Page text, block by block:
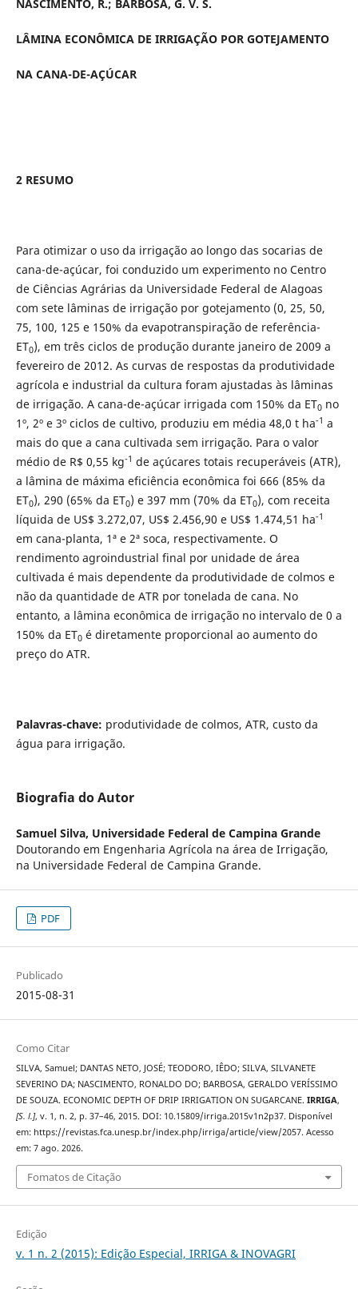
NASCIMENTO, R.; BARBOSA, G. V. S.
LÂMINA ECONÔMICA DE IRRIGAÇÃO POR GOTEJAMENTO
NA CANA-DE-AÇÚCAR
2 RESUMO
Para otimizar o uso da irrigação ao longo das socarias de
cana-de-açúcar, foi conduzido um experimento no Centro
de Ciências Agrárias da Universidade Federal de Alagoas
com sete lâminas de irrigação por gotejamento (0, 25, 50,
75, 100, 125 e 150% da evapotranspiração de referência-
ET0), em três ciclos de produção durante janeiro de 2009 a
fevereiro de 2012. As curvas de respostas da produtividade
agrícola e industrial da cultura foram ajustadas às lâminas
de irrigação. A cana-de-açúcar irrigada com 150% da ET0no
1º, 2º e 3º ciclos de cultivo, produziu em média 48,0 t ha-1 a
mais do que a cana cultivada sem irrigação. Para o valor
médio de R$ 0,55 kg-1 de açúcares totais recuperáveis (ATR),
a lâmina de máxima eficiência econômica foi 666 (85% da
ET0), 290 (65% da ET0) e 397 mm (70% da ET0), com receita
líquida de US$ 3.272,07, US$ 2.456,90 e US$ 1.474,51 ha-1
em cana-planta, 1ª e 2ª soca, respectivamente. O
rendimento agroindustrial final por unidade de área
cultivada é mais dependente da produtividade de colmos e
não da quantidade de ATR por tonelada de cana. No
entanto, a lâmina econômica de irrigação no intervalo de 0 a
150% da ET0é diretamente proporcional ao aumento do
preço do ATR.
Palavras-chave: produtividade de colmos, ATR, custo da
água para irrigação.
Biografia do Autor
Samuel Silva, Universidade Federal de Campina Grande
Doutorando em Engenharia Agrícola na área de Irrigação,
na Universidade Federal de Campina Grande.
PDF
Publicado
2015-08-31
Como Citar
SILVA, Samuel; DANTAS NETO, JOSÉ; TEODORO, IÊDO; SILVA, SILVANETE
SEVERINO DA; NASCIMENTO, RONALDO DO; BARBOSA, GERALDO VERÍSSIMO
DE SOUZA. ECONOMIC DEPTH OF DRIP IRRIGATION ON SUGARCANE. IRRIGA,
[S. l.], v. 1, n. 2, p. 37–46, 2015. DOI: 10.15809/irriga.2015v1n2p37. Disponível
em: https://revistas.fca.unesp.br/index.php/irriga/article/view/2057. Acesso
em: 7 ago. 2026.
Fomatos de Citação
Edição
v. 1 n. 2 (2015): Edição Especial, IRRIGA & INOVAGRI